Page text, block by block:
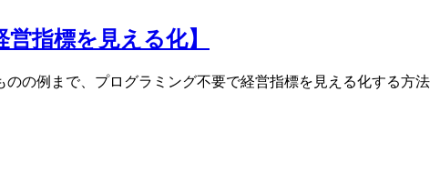
指標を見える化】
の例まで、プログラミング不要で経営指標を見える化する方法